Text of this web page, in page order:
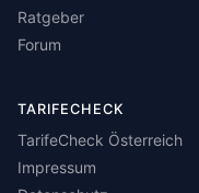
Ratgeber
Forum
TARIFECHECK
TarifeCheck Österreich
Impressum